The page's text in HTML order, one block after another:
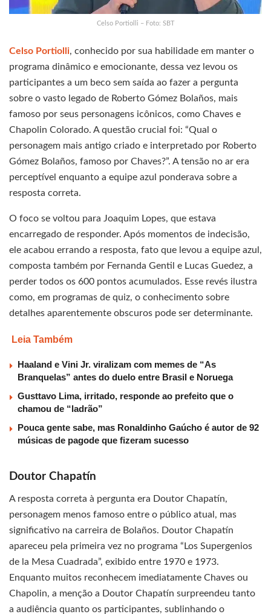
Celso Portiolli – Foto: SBT
Celso Portiolli, conhecido por sua habilidade em manter o
programa dinâmico e emocionante, dessa vez levou os
participantes a um beco sem saída ao fazer a pergunta
sobre o vasto legado de Roberto Gómez Bolaños, mais
famoso por seus personagens icônicos, como Chaves e
Chapolin Colorado. A questão crucial foi: “Qual o
personagem mais antigo criado e interpretado por Roberto
Gómez Bolaños, famoso por Chaves?”. A tensão no ar era
perceptível enquanto a equipe azul ponderava sobre a
resposta correta.
O foco se voltou para Joaquim Lopes, que estava
encarregado de responder. Após momentos de indecisão,
ele acabou errando a resposta, fato que levou a equipe azul,
composta também por Fernanda Gentil e Lucas Guedez, a
perder todos os 600 pontos acumulados. Esse revés ilustra
como, em programas de quiz, o conhecimento sobre
detalhes aparentemente obscuros pode ser determinante.
Leia Também
Haaland e Vini Jr. viralizam com memes de “As
Branquelas” antes do duelo entre Brasil e Noruega
Gusttavo Lima, irritado, responde ao prefeito que o
chamou de “ladrão”
Pouca gente sabe, mas Ronaldinho Gaúcho é autor de 92
músicas de pagode que fizeram sucesso
Doutor Chapatín
A resposta correta à pergunta era Doutor Chapatín,
personagem menos famoso entre o público atual, mas
significativo na carreira de Bolaños. Doutor Chapatín
apareceu pela primeira vez no programa “Los Supergenios
de la Mesa Cuadrada”, exibido entre 1970 e 1973.
Enquanto muitos reconhecem imediatamente Chaves ou
Chapolin, a menção a Doutor Chapatín surpreendeu tanto
a audiência quanto os participantes, sublinhando o